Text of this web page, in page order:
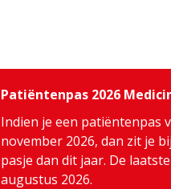
Patiëntenpas 2026
Indien je een patiëntenpas
november 2026, dan zit je
pasje dan dit jaar. De
augustus 2026.